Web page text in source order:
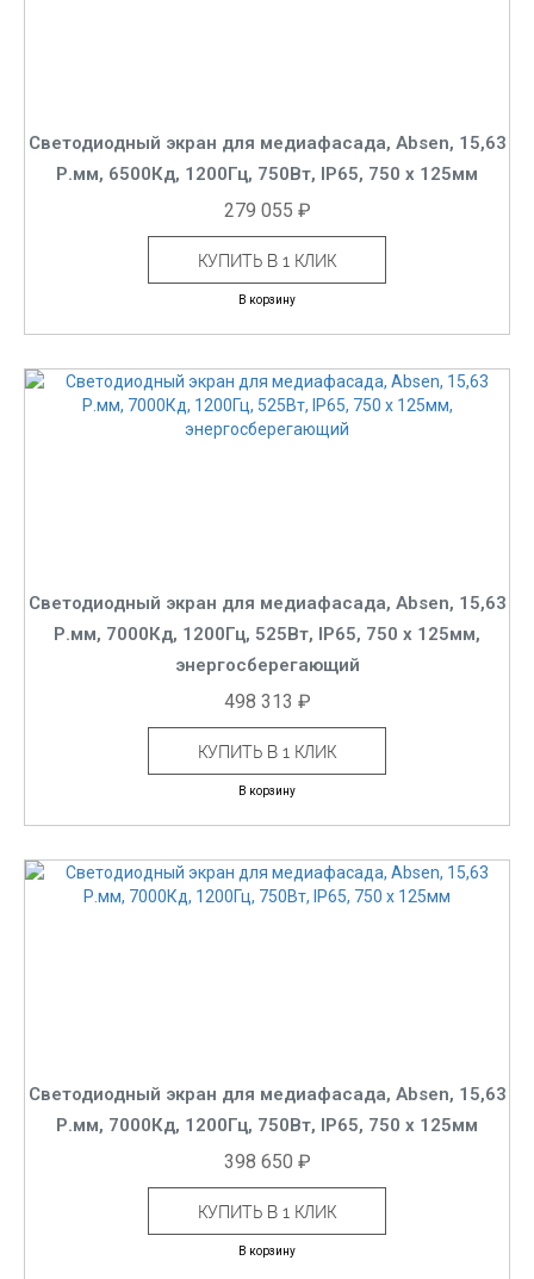
Светодиодный экран для медиафасада, Absen, 15,63
Р.мм, 6500Кд, 1200Гц, 750Вт, IP65, 750 x 125мм
279 055 ₽
КУПИТЬ В 1 КЛИК
В корзину
Светодиодный экран для медиафасада, Absen, 15,63
Р.мм, 7000Кд, 1200Гц, 525Вт, IP65, 750 x 125мм,
энергосберегающий
498 313 ₽
КУПИТЬ В 1 КЛИК
В корзину
Светодиодный экран для медиафасада, Absen, 15,63
Р.мм, 7000Кд, 1200Гц, 750Вт, IP65, 750 x 125мм
398 650 ₽
КУПИТЬ В 1 КЛИК
В корзину